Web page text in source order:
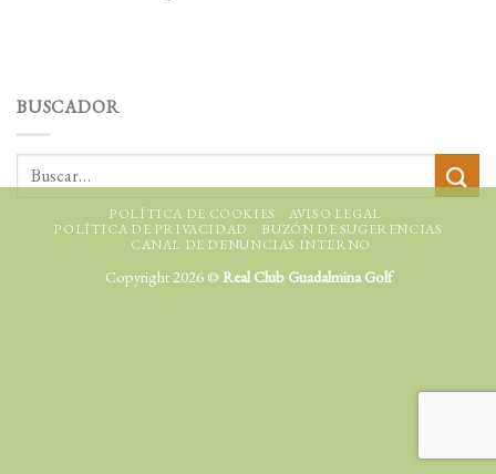
BUSCADOR
POLÍTICA DE COOKIES
AVISO LEGAL
POLÍTICA DE PRIVACIDAD
BUZÓN DE SUGERENCIAS
CANAL DE DENUNCIAS INTERNO
Copyright 2026 © Real Club Guadalmina Golf